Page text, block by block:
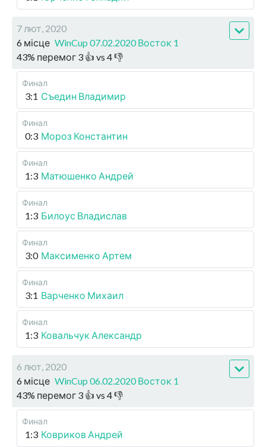
7 лют, 2020
6 місце WinCup 07.02.2020 Восток 1
43% перемог 3 👍 vs 4👎
Финал
3:1 Съедин Владимир
Финал
0:3 Мороз Константин
Финал
1:3 Матюшенко Андрей
Финал
1:3 Билоус Владислав
Финал
3:0 Максименко Артем
Финал
3:1 Варченко Михаил
Финал
1:3 Ковальчук Александр
6 лют, 2020
6 місце WinCup 06.02.2020 Восток 1
43% перемог 3 👍 vs 4👎
Финал
1:3 Ковриков Андрей